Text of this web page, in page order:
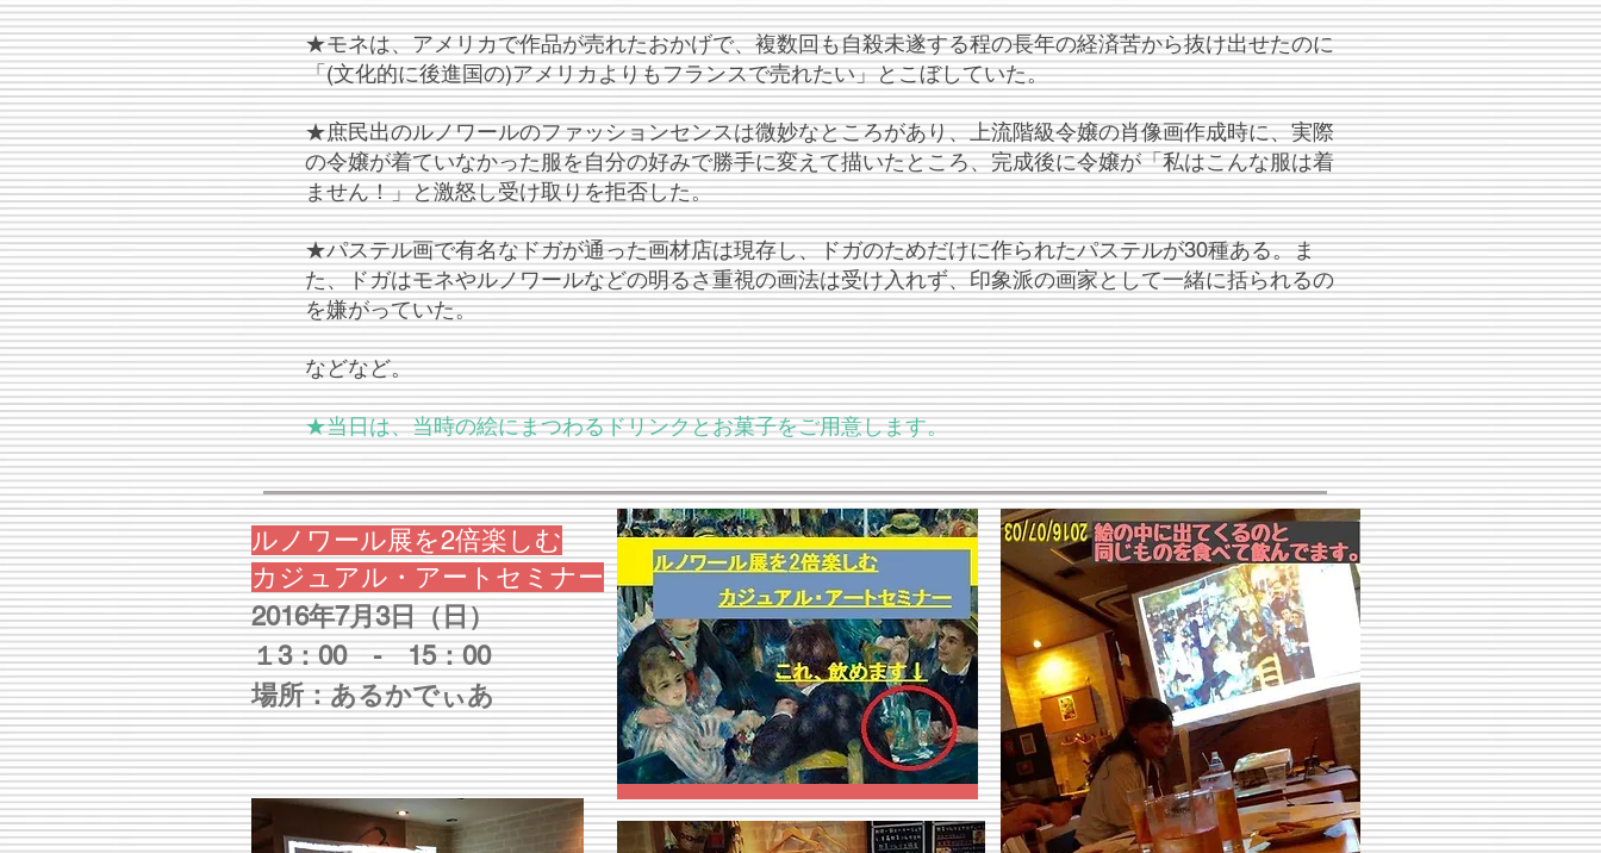
★モネは、アメリカで作品が売れたおかげで、複数回も自殺未遂する程の長年の経済苦から抜け出せたのに
「(文化的に後進国の)アメリカよりもフランスで売れたい」とこぼしていた。
★庶民出のルノワールのファッションセンスは微妙なところがあり、上流階級令嬢の肖像画作成時に、実際
の令嬢が着ていなかった服を自分の好みで勝手に変えて描いたところ、完成後に令嬢が「私はこんな服は着
ません！」と激怒し受け取りを拒否した。
★パステル画で有名なドガが通った画材店は現存し、ドガのためだけに作られたパステルが30種ある。ま
た、ドガはモネやルノワールなどの明るさ重視の画法は受け入れず、印象派の画家として一緒に括られるの
を嫌がっていた。
などなど。
★当日は、当時の絵にまつわるドリンクとお菓子をご用意します。
ルノワール展を2倍楽しむ
カジュアル・アートセミナー
2016年7月3日（日）
１3：00 - 15：00
場所：あるかでぃあ